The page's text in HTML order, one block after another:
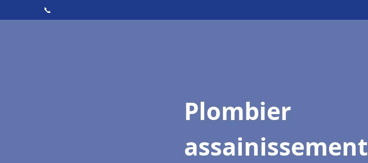
📞
Plombier
assainissement